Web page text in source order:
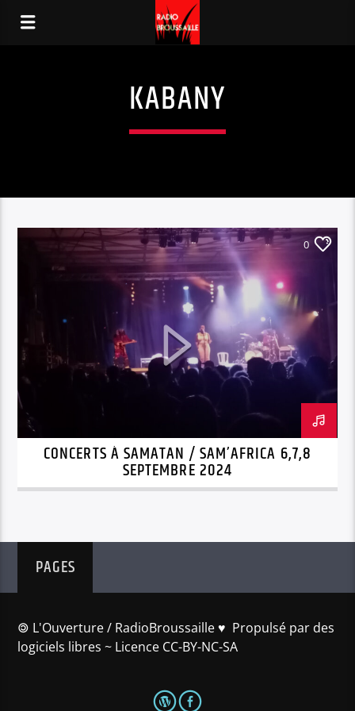
KABANY
0
CONCERTS À SAMATAN / SAM’AFRICA 6,7,8
SEPTEMBRE 2024
PAGES
🄯 L'Ouverture / RadioBroussaille ♥️ Propulsé par des
logiciels libres ~ Licence CC-BY-NC-SA